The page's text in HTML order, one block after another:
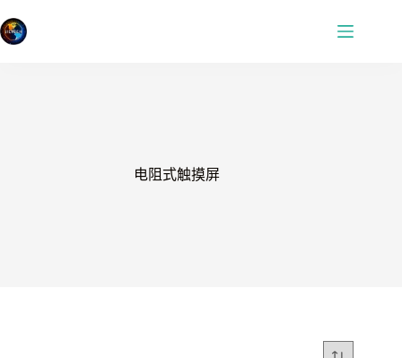
过
内
电阻式触摸屏